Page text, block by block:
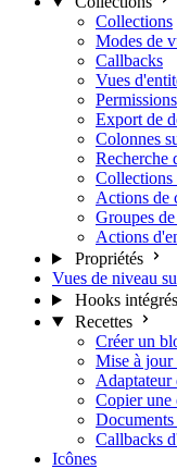
Collections
Modes de
Callbacks
Vues
Permissions
Export de
Colonnes
Recherche
Collections
Actions de
Groupes
Actions
Propriétés
Vues de niveau
Hooks intégrés
Recettes
Créer un
Mise à jour
Adaptateur
Copier une
Callbacks
Icônes